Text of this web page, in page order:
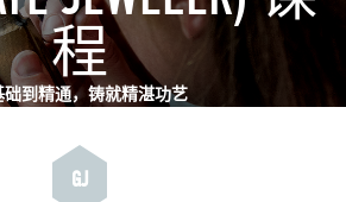
程
础到精通，铸就精湛功艺
GJ